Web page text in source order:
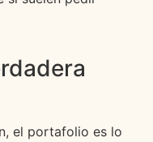
el portafolio es lo